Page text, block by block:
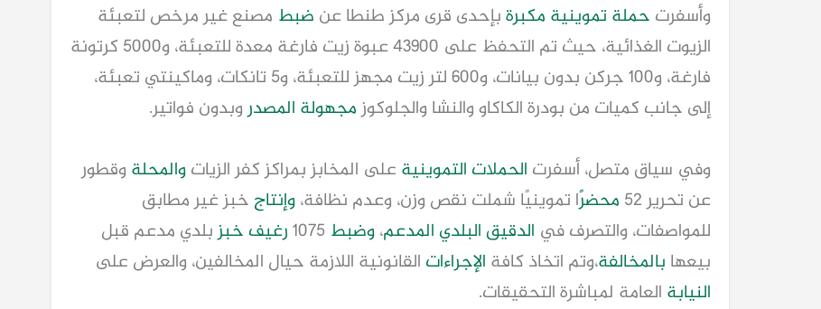
وأسفرت حملة تموينية مكبرةبإحدى قرى مركز طنطا عن ضبط مصنع غير مرخص لتعبئة
الزيوت الغذائية، حيث تم التحفظ على 43900 عبوة زيت فارغة معدة للتعبئة، و5000 كرتونة
فارغة، و100 جركن بدون بيانات، و600 لتر زيت مجهز للتعبئة، و5 تانكات، وماكينتي تعبئة،
إلى جانب كميات من بودرة الكاكاو والنشا والجلوكوزمجهولة المصدروبدون فواتير.
وفي سياق متصل، أسفرت الحملات التموينية على المخابز بمراكز كفر الزياتوالمحلة وقطور
عن تحرير 52
محضرًا تموينيًا شملت نقص وزن، وعدم نظافة،وإنتاج خبز غير مطابق
للمواصفات، والتصرف في الدقيق البلدي المدعم،وضبط رغيف خبزبلدي مدعم قبل
بيعها بالمخالفة،وتم اتخاذ كافة الإجراءات القانونية اللازمة حيال المخالفين، والعرض على
النيابة العامة لمباشرة التحقيقات.